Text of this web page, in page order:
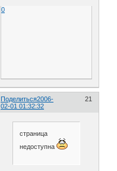
0
Поделиться 21
2006-
02-01 01:32:32
страница
недоступна